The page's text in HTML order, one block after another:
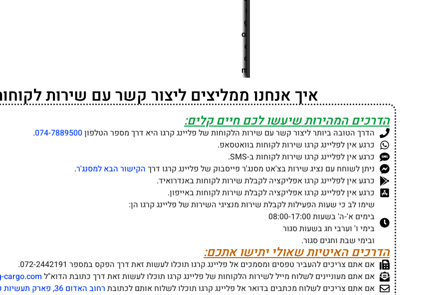
r
g
o.
c
o
m
איך אנחנו ממליצים ליצור קשר עם שירות
הדרכים המהירות שיעשו לכם חיים קלים:
הדרך הטובה ביותר ליצור קשר עם שירות הלקוחות של פליינג קרגו היא דרך מספר הטלפון074-7889500
.
כרגע אין לפליינג קרגו שירות לקוחות בוואטסאפ.
כרגע אין לפליינג קרגו שירות לקוחות ב-SMS.
ניתן לשוחח עם נציג שירות בצ'אט מסנג'ר פייסבוק של פליינג קרגו דרך הקישור הבא למסנג'ר.
כרגע אין לפליינג קרגו אפליקציה לקבלת שירות לקוחות באנדרואיד.
כרגע אין לפליינג קרגו אפליקציה לקבלת שירות לקוחות באייפון.
שימו לב כי שעות הפעילות לקבלת שירות מנציגי השירות של פליינג קרגו הן:
בימים א'-ה' בשעות 08:00-17:00
בימי ו' וערבי חג בשעות סגור
ובימי שבת וחגים סגור.
הדרכים האיטיות שאולי יתישו אתכם:
אם אתם צריכים להעביר טפסים ומסמכים אל פליינג קרגו תוכלו לעשות זאת דרך הפקס במספר 072-2442191.
אם אתם מעוניינים לשלוח מייל לשירות הלקוחות של פליינג קרגו תוכלו לעשות זאת דרך כתובת הדוא"ל cargo.com
אם אתם צריכים לשלוח מכתבים בדואר אל פליינג קרגו תוכלו לשלוח אותם לכתובת רחוב האדום 36, פארק תעשיות כנות ת.ד 7008 , כנות מיקוד 7982500